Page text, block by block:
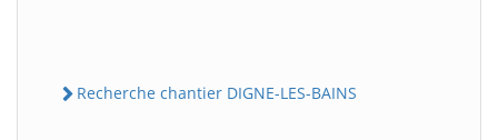
Recherche chantier DIGNE-LES-BAINS